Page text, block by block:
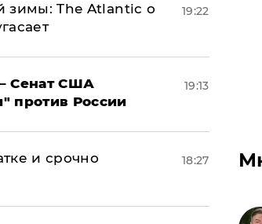
зимы: The Atlantic о
19:22
Сенат США
против России
19:13
и срочно
18:27